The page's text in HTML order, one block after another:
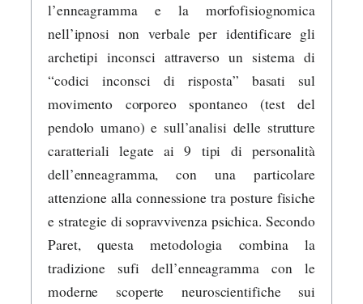
l’enneagramma e la morfofisiognomica
nell’ipnosi non verbale per identificare gli
archetipi inconsci attraverso un sistema di
“codici inconsci di risposta” basati sul
movimento corporeo spontaneo (test del
pendolo umano) e sull’analisi delle strutture
caratteriali legate ai 9 tipi di personalità
dell’enneagramma, con una particolare
attenzione alla connessione tra posture fisiche
e strategie di sopravvivenza psichica. Secondo
Paret, questa metodologia combina la
tradizione sufi dell’enneagramma con le
moderne scoperte neuroscientifiche sui